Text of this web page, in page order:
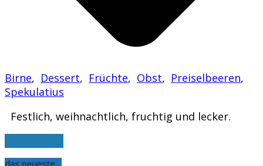
Birne, Dessert, Früchte, Obst, Preiselbeeren,
Spekulatius
Festlich, weihnachtlich, fruchtig und lecker.
das neueste…